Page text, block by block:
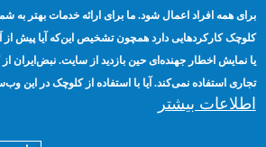
Footer
menu
صفحه اصلی
انتخابات
منابع
حریم
برای همه افراد اعمال شود. ما برای ارائه خدمات بهتر به
کلوچک کارکردهایی دارد همچون تشخیص این‌که آیا پیش از
یا نمایش اخطار جهنده‌ای حین بازدید از سایت. نبض‌ایران
تجاری استفاده نمی‌کند. آیا با استفاده از کلوچک در این
اطلاعات بیشتر